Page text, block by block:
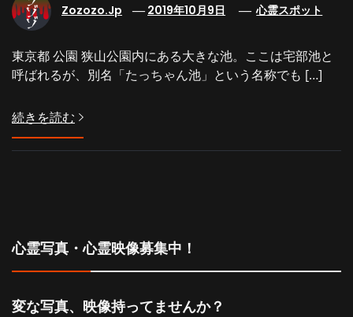
Zozozo.jp 2019年10月9日 心霊スポット
東京都 公園 狭山公園内にある大きな池。ここは宅部池と
呼ばれるが、別名「たっちゃん池」という名称でも […]
続きを読む
心霊写真・心霊映像募集中！
変な写真、映像持ってませんか？